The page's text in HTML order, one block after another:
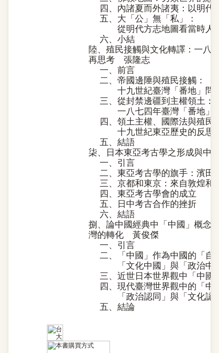
四、內諸夏而外諸夷：以明代
五、大「公」無「私」：
從明代方志地圖看當時人
六、小結
陸、殖民接觸與文化轉譯：一八
再思考 張隆志
一、前言
二、帝國邊陲與殖民接觸：
十九世紀臺灣「番地」問題
三、從封禁邊疆到主權領土：
一八七四年臺灣「番地」主
四、領土主權、國際法與殖民
十九世紀東亞歷史的反思
五、結語
柒、日本東亞考古學之形成與
一、引言
二、東亞考古學的旗手：濱田
三、京都和東京：來自敦煌和
四、東亞考古學會的成立
五、日中考古合作的挫折
六、結語
捌、論中國經典中「中國」概念
灣的轉化 黃俊傑
一、引言
二、「中國」作為中國的「自
「文化中國」與「政治中
三、近世日本世界觀中「中國
四、現代臺灣世界觀中的「中
「政治認同」與「文化認同
五、結論